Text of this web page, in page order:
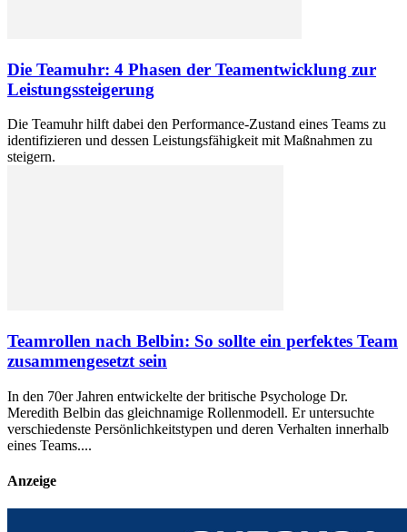
Die Teamuhr: 4 Phasen der Teamentwicklung zur
Leistungssteigerung
Die Teamuhr hilft dabei den Performance-Zustand eines Teams zu
identifizieren und dessen Leistungsfähigkeit mit Maßnahmen zu
steigern.
Teamrollen nach Belbin: So sollte ein perfektes Team
zusammengesetzt sein
In den 70er Jahren entwickelte der britische Psychologe Dr.
Meredith Belbin das gleichnamige Rollenmodell. Er untersuchte
verschiedenste Persönlichkeitstypen und deren Verhalten innerhalb
eines Teams....
Anzeige